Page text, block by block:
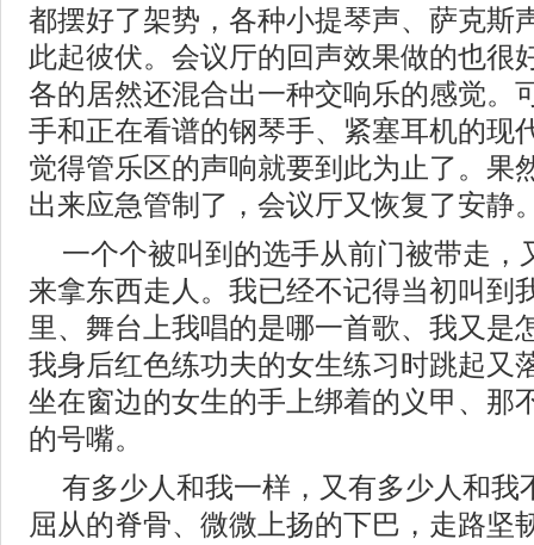
都摆好了架势，各种小提琴声、萨克斯
此起彼伏。会议厅的回声效果做的也很
各的居然还混合出一种交响乐的感觉。
手和正在看谱的钢琴手、紧塞耳机的现
觉得管乐区的声响就要到此为止了。果
出来应急管制了，会议厅又恢复了安静
一个个被叫到的选手从前门被带走，
来拿东西走人。我已经不记得当初叫到
里、舞台上我唱的是哪一首歌、我又是
我身后红色练功夫的女生练习时跳起又
坐在窗边的女生的手上绑着的义甲、那
的号嘴。
有多少人和我一样，又有多少人和我
屈从的脊骨、微微上扬的下巴，走路坚